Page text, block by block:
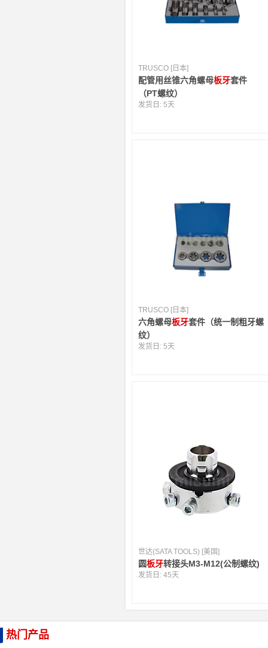
TRUSCO [日本]
配管用丝锥六角螺母板牙套件
（PT螺纹）
发货日:5天
TRUSCO [日本]
六角螺母板牙套件（统一制粗牙螺
纹）
发货日:5天
世达(SATA TOOLS) [美国]
圆板牙转接头M3-M12(公制螺纹)
发货日:45天
热门产品